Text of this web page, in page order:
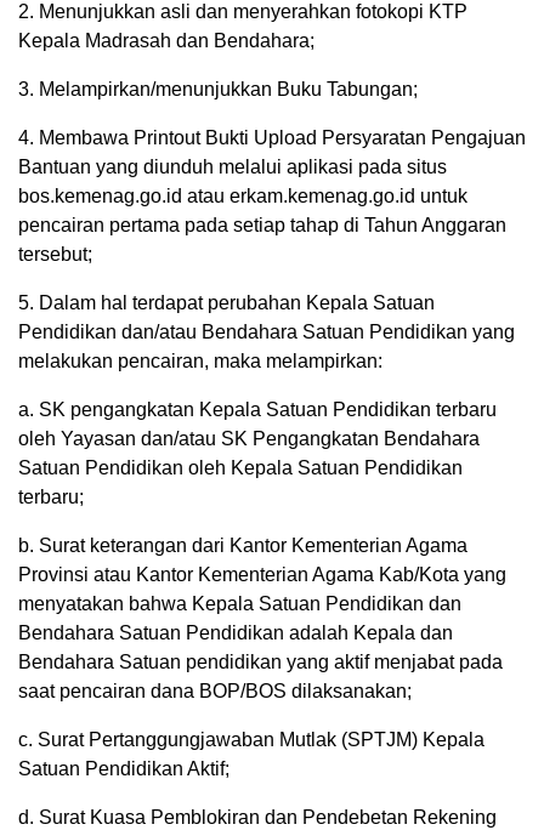
2. Menunjukkan asli dan menyerahkan fotokopi KTP
Kepala Madrasah dan Bendahara;
3. Melampirkan/menunjukkan Buku Tabungan;
4. Membawa Printout Bukti Upload Persyaratan Pengajuan
Bantuan yang diunduh melalui aplikasi pada situs
bos.kemenag.go.id atau erkam.kemenag.go.id untuk
pencairan pertama pada setiap tahap di Tahun Anggaran
tersebut;
5. Dalam hal terdapat perubahan Kepala Satuan
Pendidikan dan/atau Bendahara Satuan Pendidikan yang
melakukan pencairan, maka melampirkan:
a. SK pengangkatan Kepala Satuan Pendidikan terbaru
oleh Yayasan dan/atau SK Pengangkatan Bendahara
Satuan Pendidikan oleh Kepala Satuan Pendidikan
terbaru;
b. Surat keterangan dari Kantor Kementerian Agama
Provinsi atau Kantor Kementerian Agama Kab/Kota yang
menyatakan bahwa Kepala Satuan Pendidikan dan
Bendahara Satuan Pendidikan adalah Kepala dan
Bendahara Satuan pendidikan yang aktif menjabat pada
saat pencairan dana BOP/BOS dilaksanakan;
c. Surat Pertanggungjawaban Mutlak (SPTJM) Kepala
Satuan Pendidikan Aktif;
d. Surat Kuasa Pemblokiran dan Pendebetan Rekening